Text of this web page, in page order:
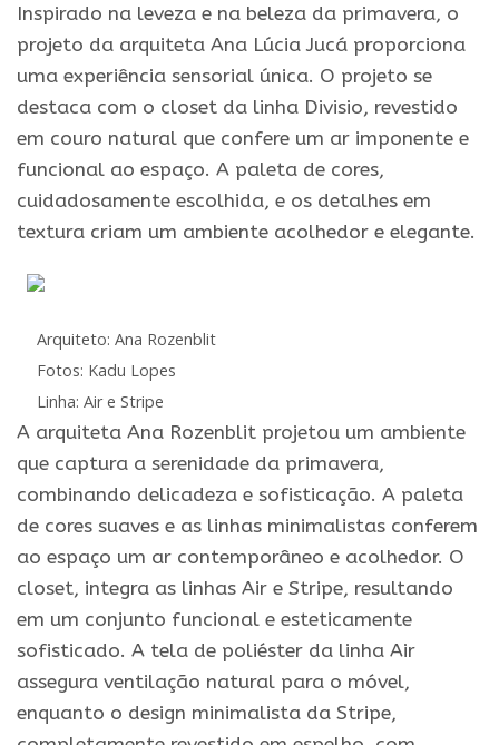
Inspirado na leveza e na beleza da primavera, o
projeto da arquiteta Ana Lúcia Jucá proporciona
uma experiência sensorial única. O projeto se
destaca com o closet da linha Divisio, revestido
em couro natural que confere um ar imponente e
funcional ao espaço. A paleta de cores,
cuidadosamente escolhida, e os detalhes em
textura criam um ambiente acolhedor e elegante.
Arquiteto: Ana Rozenblit
Fotos: Kadu Lopes
Linha: Air e Stripe
A arquiteta Ana Rozenblit projetou um ambiente
que captura a serenidade da primavera,
combinando delicadeza e sofisticação. A paleta
de cores suaves e as linhas minimalistas conferem
ao espaço um ar contemporâneo e acolhedor. O
closet, integra as linhas Air e Stripe, resultando
em um conjunto funcional e esteticamente
sofisticado. A tela de poliéster da linha Air
assegura ventilação natural para o móvel,
enquanto o design minimalista da Stripe,